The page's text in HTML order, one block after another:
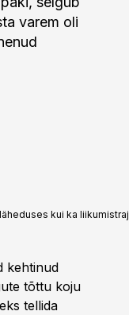
varem oli
kui ka
kehtinud
tõttu koju
tellida